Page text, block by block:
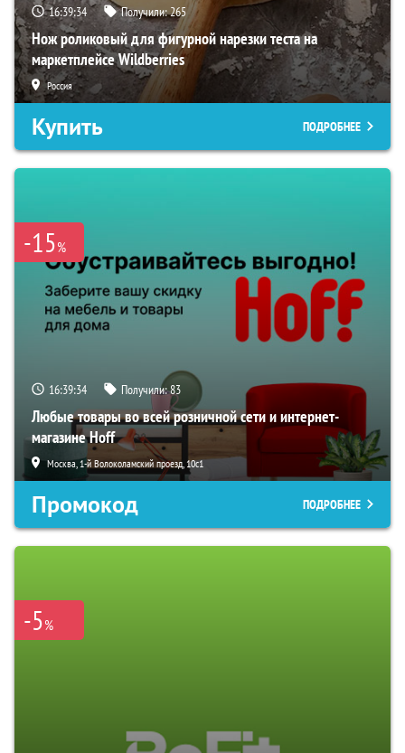
16:39:34 Получили:265
Нож роликовый для фигурной нарезки теста на
маркетплейсе Wildberries
Россия
Купить ПОДРОБНЕЕ
-15%
16:39:34 Получили:83
Любые товары во всей розничной сети и интернет-
магазине Hoff
Москва, 1-й Волоколамский проезд, 10с1
Промокод ПОДРОБНЕЕ
-5%